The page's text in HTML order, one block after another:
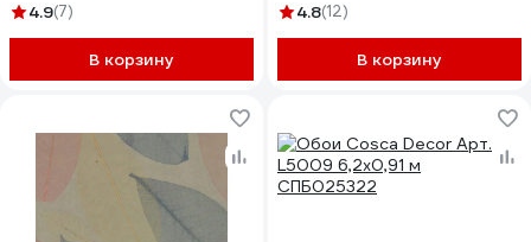
4.9(7)
В корзину
4.8(12)
В корзину